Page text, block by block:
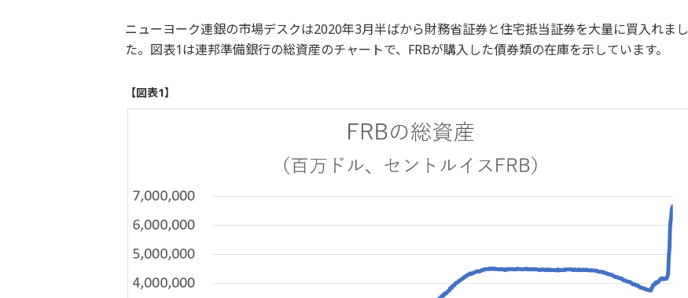
ニューヨーク連銀の市場デスクは2020年3月半ばから財務省証券と住宅抵当証券を大量に買入れまし
た。図表1は連邦準備銀行の総資産のチャートで、FRBが購入した債券類の在庫を示しています。
【図表1】